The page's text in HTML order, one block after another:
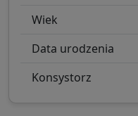
Wiek
Data urodzenia
Konsystorz